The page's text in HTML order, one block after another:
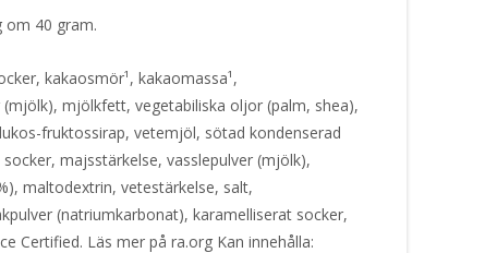
om 40 gram.
kakaosmör¹, kakaomassa¹,
mjölkfett, vegetabiliska oljor (palm, shea),
fruktossirap, vetemjöl, sötad kondenserad
majsstärkelse, vasslepulver (mjölk),
maltodextrin, vetestärkelse, salt,
(natriumkarbonat), karamelliserat socker,
Certified. Läs mer på ra.org Kan innehålla: